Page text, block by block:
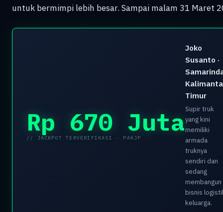
untuk bermimpi lebih besar. Sampai malam 31 Maret
Rp 670 Juta
// JACKPOT TERVERIFIKASI · PAKJP
Joko
Susanto ·
Timur
Supir truk
yang kini
memiliki
armada
truknya
sendiri dan
sedang
membangun
bisnis
keluarga.